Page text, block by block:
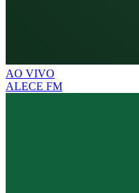
AO VIVO
ALECE FM